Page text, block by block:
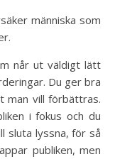
människa som
når ut väldigt lätt
Du ger bra
man vill förbättras.
i fokus och du
sluta lyssna, för så
publiken, men